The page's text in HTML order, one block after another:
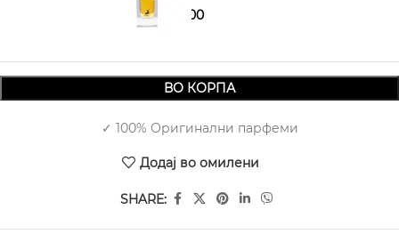
2.350,001.690,00
ВО КОРПА
✓ 100% Оригинални парфеми
Додај во омилени
SHARE: